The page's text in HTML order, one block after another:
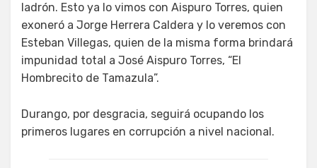
ladrón. Esto ya lo vimos con Aispuro Torres, quien
exoneró a Jorge Herrera Caldera y lo veremos con
Esteban Villegas, quien de la misma forma brindará
impunidad total a José Aispuro Torres, “El
Hombrecito de Tamazula”.
Durango, por desgracia, seguirá ocupando los
primeros lugares en corrupción a nivel nacional.